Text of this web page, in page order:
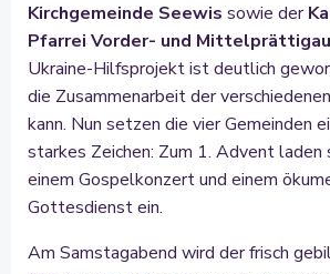
Kirchgemeinde Seewis sowie der
Pfarrei Vorder- und Mittelprättigau
Ukraine-Hilfsprojekt ist deutlich
die Zusammenarbeit der
kann. Nun setzen die vier Gemeinden
starkes Zeichen: Zum 1. Advent laden
einem Gospelkonzert und einem
Gottesdienst ein.
Am Samstagabend wird der frisch